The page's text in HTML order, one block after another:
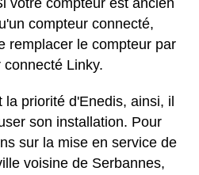
votre compteur est ancien
compteur connecté,
remplacer le compteur par
Linky.
priorité d'Enedis, ainsi, il
son installation. Pour
sur la mise en service de
voisine de Serbannes,